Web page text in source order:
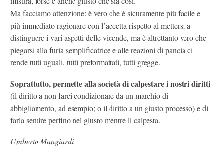
Ma facciamo attenzione: è vero che è sicuramente più facile e
più immediato ragionare con l’accetta rispetto al mettersi a
distinguere i vari aspetti delle vicende, ma è altrettanto vero che
piegarsi alla furia semplificatrice e alle reazioni di pancia ci
rende tutti uguali, tutti preformattati, tutti gregge.
Soprattutto, permette alla società di calpestare i nostri diritti
(il diritto a non farci condizionare da un marchio di
abbigliamento, ad esempio; o il diritto a un giusto processo) e di
farla sentire perfino nel giusto mentre li calpesta.
Umberto Mangiardi